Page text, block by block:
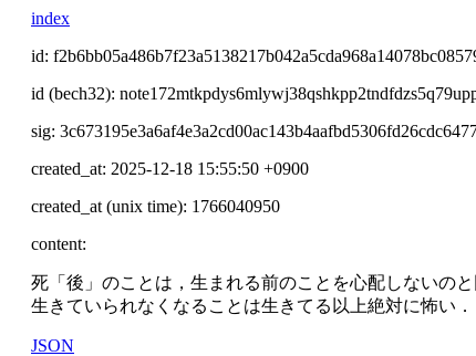
index
id:
id (bech32):
sig:
created_at: 2025-12-18 15:55:50 +0900
created_at (unix time): 1766040950
content:
死「後」のことは，生まれる前のことを心配しないの
生きていられなくなることは生きてる以上絶対に怖い．
JSON